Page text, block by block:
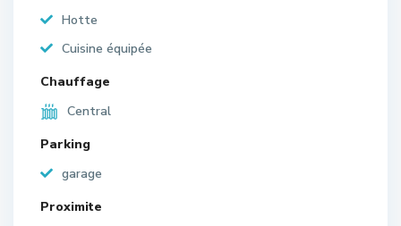
Hotte
Cuisine équipée
Chauffage
Central
Parking
garage
Proximite